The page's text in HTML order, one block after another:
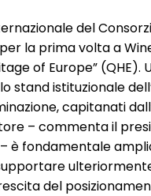
del
la prima volta a
of Europe”
stand istituzionale
capitanati
– commenta il
è fondamentale
del